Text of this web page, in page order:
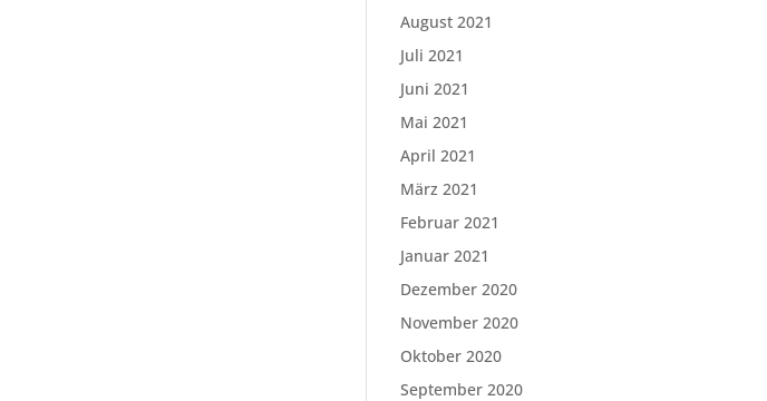
August 2021
Juli 2021
Juni 2021
Mai 2021
April 2021
März 2021
Februar 2021
Januar 2021
Dezember 2020
November 2020
Oktober 2020
September 2020